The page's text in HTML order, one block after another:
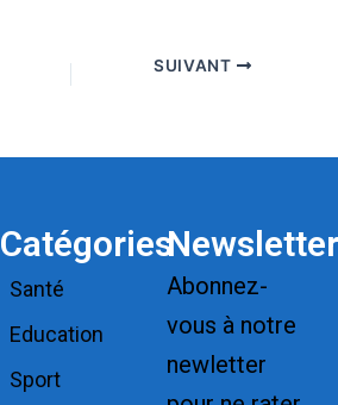
SUIVANT
Catégories
Santé
Education
Sport
Newsletter
Abonnez-
vous à notre
newletter